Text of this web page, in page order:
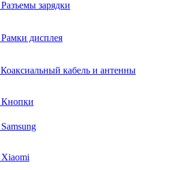
Разъемы зарядки
Рамки дисплея
Коаксиальный кабель и антенны
Кнопки
Samsung
Xiaomi